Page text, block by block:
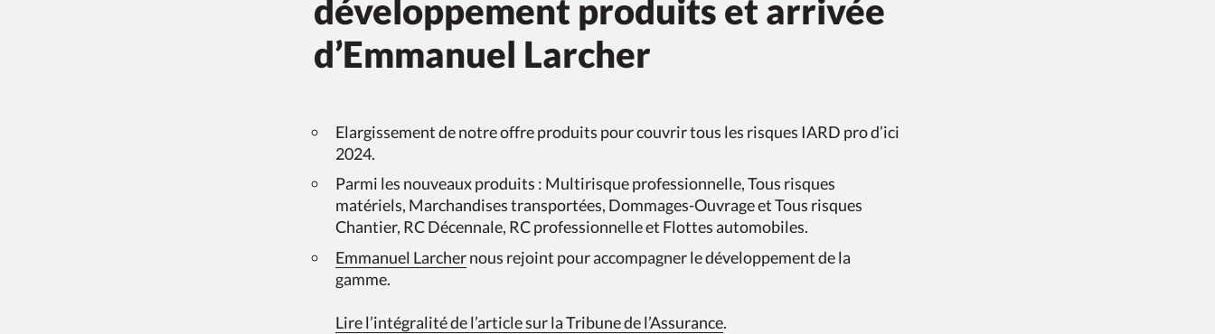
développement produits et arrivée
d’Emmanuel Larcher
Elargissement de notre offre produits pour couvrir tous les risques IARD pro d’ici
2024.
Parmi les nouveaux produits : Multirisque professionnelle, Tous risques
matériels, Marchandises transportées, Dommages-Ouvrage et Tous risques
Chantier, RC Décennale, RC professionnelle et Flottes automobiles.
Emmanuel Larchernous rejoint pour accompagner le développement de la
gamme.
Lire l’intégralité de l’article sur la Tribune de l’Assurance.